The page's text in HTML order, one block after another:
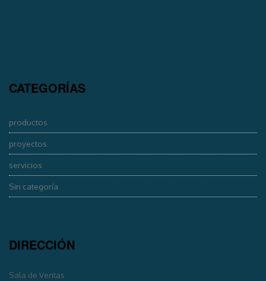
CATEGORÍAS
productos
proyectos
servicios
Sin categoría
DIRECCIÓN
Sala de Ventas